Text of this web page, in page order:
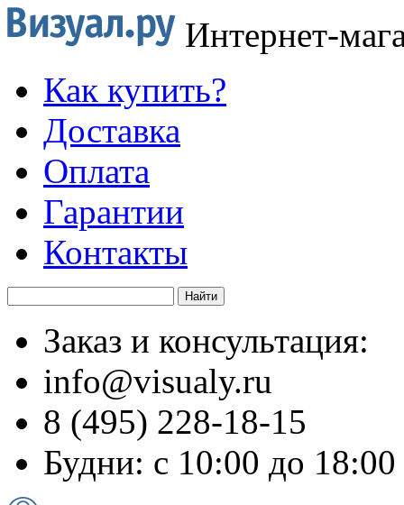
Интернет-
Как купить?
Доставка
Оплата
Гарантии
Контакты
Заказ и консультация:
info@visualy.ru
8 (495) 228-18-15
Будни: с 10:00 до 18:00